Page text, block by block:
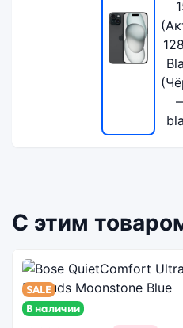
С этим
SALE
В наличии